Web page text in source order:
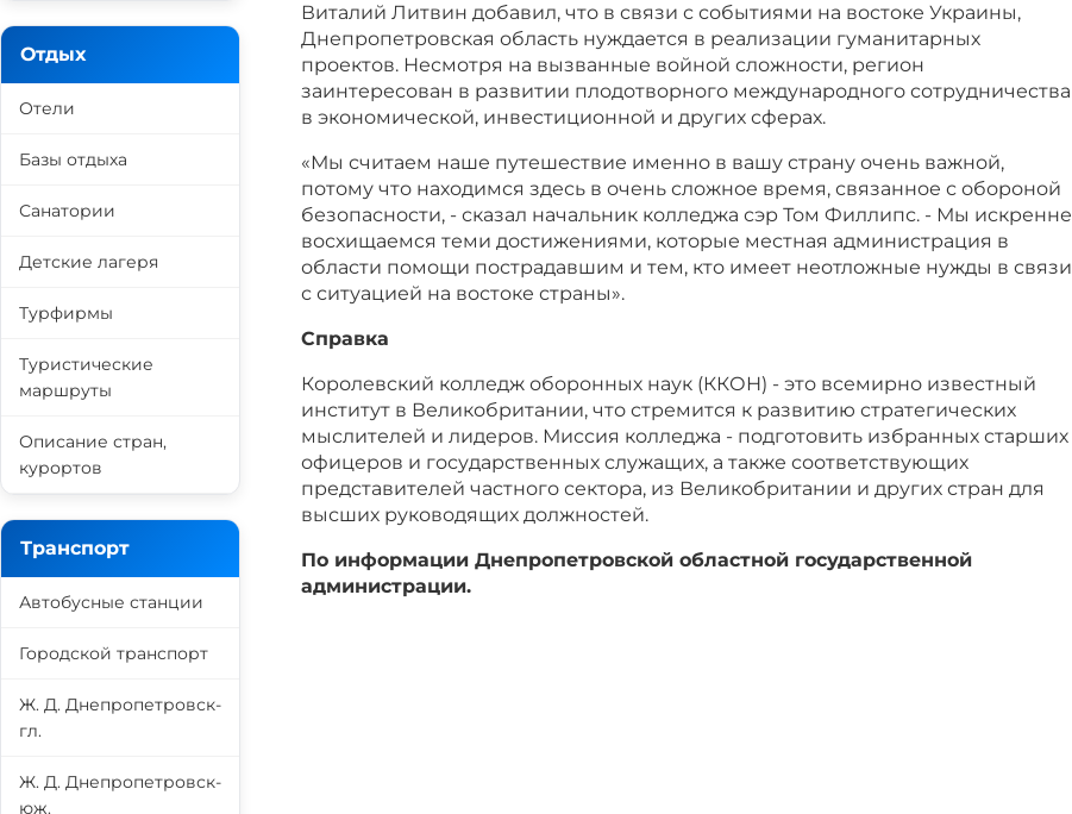
Виталий Литвин добавил, что в связи с событиями на востоке Украины,
Днепропетровская область нуждается в реализации гуманитарных
проектов. Несмотря на вызванные войной сложности, регион
заинтересован в развитии плодотворного международного сотрудничества
в экономической, инвестиционной и других сферах.
«Мы считаем наше путешествие именно в вашу страну очень важной,
потому что находимся здесь в очень сложное время, связанное с обороной
безопасности, - сказал начальник колледжа сэр Том Филлипс. - Мы искренне
восхищаемся теми достижениями, которые местная администрация в
области помощи пострадавшим и тем, кто имеет неотложные нужды в связи
с ситуацией на востоке страны».
Справка
Королевский колледж оборонных наук (ККОН) - это всемирно известный
институт в Великобритании, что стремится к развитию стратегических
мыслителей и лидеров. Миссия колледжа - подготовить избранных старших
офицеров и государственных служащих, а также соответствующих
представителей частного сектора, из Великобритании и других стран для
высших руководящих должностей.
По информации Днепропетровской областной государственной
администрации.
Отдых
Отели
Базы отдыха
Санатории
Детские лагеря
Турфирмы
Туристические
маршруты
Описание стран,
курортов
Транспорт
Автобусные станции
Городской транспорт
Ж. Д. Днепропетровск-
гл.
Ж. Д. Днепропетровск-
юж.